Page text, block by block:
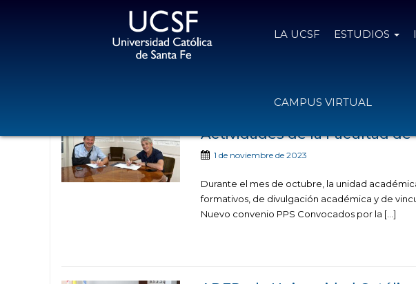
LA UCSF ESTUDIOS
CAMPUS VIRTUAL
Actividades de la Facultad
1 de noviembre de 2023
Durante el mes de octubre, la unidad
formativos, de divulgación académica y de
Nuevo convenio PPS Convocados por la […]